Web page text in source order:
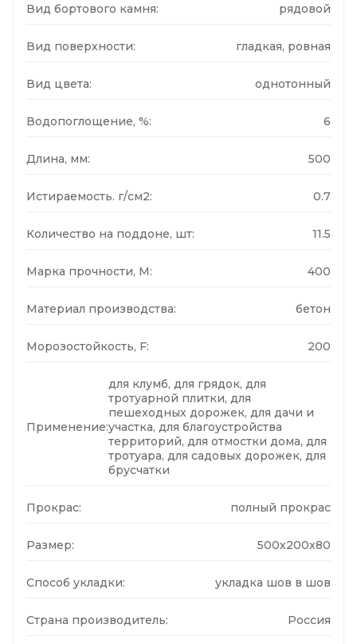
Вид бортового камня: рядовой
Вид поверхности: гладкая, ровная
Вид цвета: однотонный
Водопоглощение, %: 6
Длина, мм: 500
Истираемость. г/см2: 0.7
Количество на поддоне, шт: 11.5
Марка прочности, М: 400
Материал производства: бетон
Морозостойкость, F: 200
Применение:
для клумб, для грядок, для
тротуарной плитки, для
пешеходных дорожек, для дачи и
участка, для благоустройства
территорий, для отмостки дома, для
тротуара, для садовых дорожек, для
брусчатки
Прокрас: полный прокрас
Размер: 500х200х80
Способ укладки: укладка шов в шов
Страна производитель: Россия